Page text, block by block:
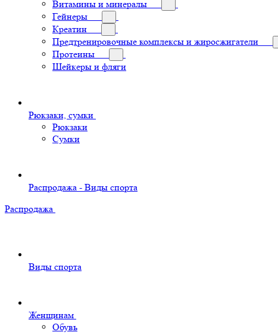
Витамины и минералы
Гейнеры
Креатин
Предтренировочные комплексы и жиросжигатели
Протеины
Шейкеры и фляги
Рюкзаки, сумки
Рюкзаки
Сумки
Распродажа - Виды спорта
Распродажа
Виды спорта
Женщинам
Обувь